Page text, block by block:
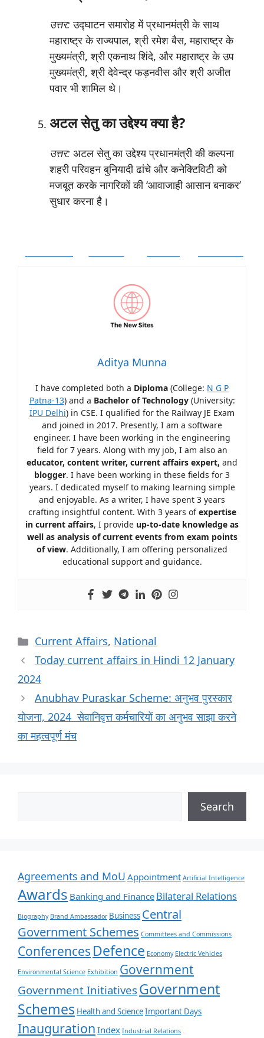
उत्तर: उद्घाटन समारोह में प्रधानमंत्री के साथ
महाराष्ट्र के राज्यपाल, श्री रमेश बैस, महाराष्ट्र के
मुख्यमंत्री, श्री एकनाथ शिंदे, और महाराष्ट्र के उप
मुख्यमंत्री, श्री देवेन्द्र फड़नवीस और श्री अजीत
पवार भी शामिल थे।
अटल सेतु का उद्देश्य क्या है?
उत्तर: अटल सेतु का उद्देश्य प्रधानमंत्री की कल्पना
शहरी परिवहन बुनियादी ढांचे और कनेक्टिविटी को
मजबूत करके नागरिकों की ‘आवाजाही आसान बनाकर’
सुधार करना है।
Aditya Munna
I have completed both a Diploma (College: N G P
Patna-13) and a Bachelor of Technology(University:
IPU Delhi) in CSE. I qualified for the Railway JE Exam
and joined in 2017. Presently, I am a software
engineer. I have been working in the engineering
field for 7 years. Along with my job, I am also an
educator, content writer, current affairs expert, and
blogger. I have been working in these fields for 3
years. I dedicated myself to making learning simple
and enjoyable. As a writer, I have spent 3 years
crafting insightful content. With 3 years ofexpertise
in current affairs, I provide up-to-date knowledge as
well as analysis of current events from exam points
of view. Additionally, I am offering personalized
educational support and guidance.
Current Affairs, National
Today current affairs in Hindi 12 January
2024
Anubhav Puraskar Scheme: अनुभव पुरस्कार
योजना, 2024 सेवानिवृत्त कर्मचारियों का अनुभव साझा करने
का महत्वपूर्ण मंच
Search
Agreements and MoU Appointment Artificial Intelligence
Awards Banking and Finance Bilateral Relations
Biography Brand Ambassador Business Central
Government Schemes Committees and Commissions
Conferences Defence Economy Electric Vehicles
Environmental Science Exhibition Government
Government Initiatives Government
Schemes Health and ScienceImportant Days
Inauguration Index Industrial Relations